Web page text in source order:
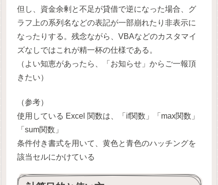
但し、資金余剰と不足が貸借で逆になった場合、グ
ラフ上の系列名などの表記が一部崩れたり非表示に
なったりする。残念ながら、VBAなどのカスタマイ
ズなしではこれが精一杯の仕様である。
（よい知恵があったら、「お知らせ」からご一報頂
きたい）
（参考）
使用している Excel 関数は、「if関数」「max関数」
「sum関数」
条件付き書式を用いて、黄色と青色のハッチングを
該当セルにかけている